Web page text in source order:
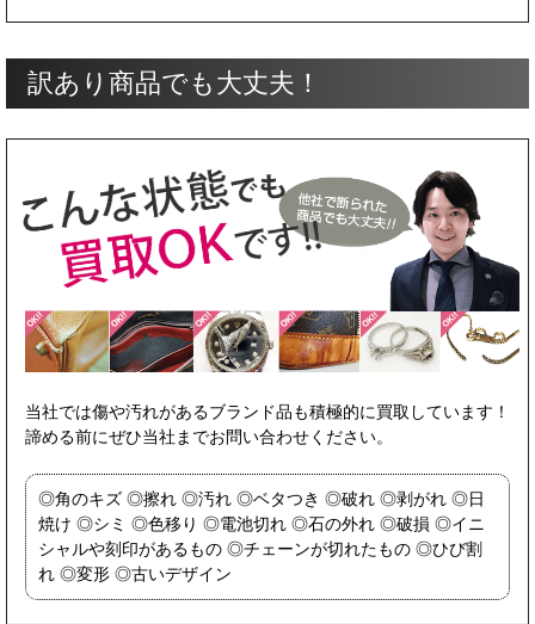
訳あり商品でも大丈夫！
当社では傷や汚れがあるブランド品も積極的に買取しています！
諦める前にぜひ当社までお問い合わせください。
角のキズ 擦れ 汚れ ベタつき 破れ 剥がれ
日
焼け
シミ 色移り 電池切れ 石の外れ 破損
イニ
シャルや刻印があるもの
チェーンが切れたもの
ひび割
れ
変形 古いデザイン